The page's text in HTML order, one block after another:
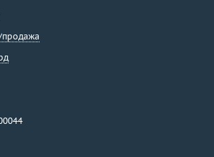
продажа